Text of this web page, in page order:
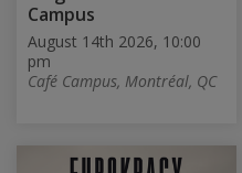
Campus
August 14th 2026, 10:00
pm
Café Campus, Montréal, QC